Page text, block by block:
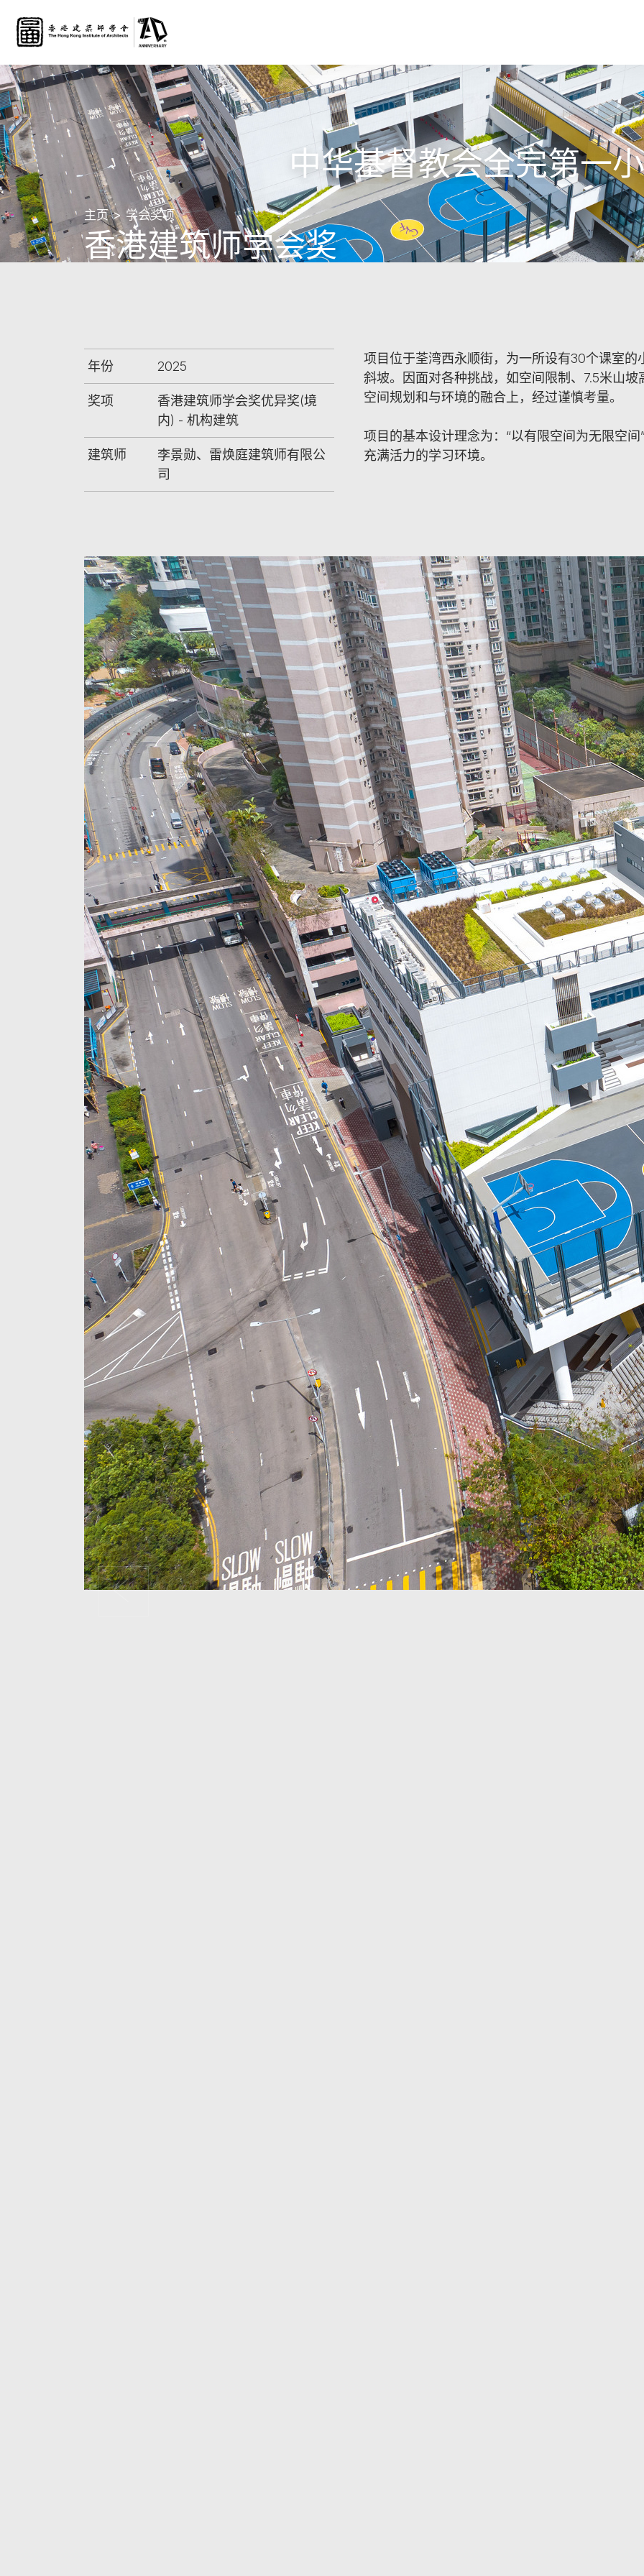
中华基督教会全完第一
主页 学会奖项
香港建筑师学会奖
年份 2025
奖项
香港建筑师学会奖优异奖(境
内) - 机构建筑
建筑师
李景勋、雷焕庭建筑师有限公
司
项目位于荃湾西永顺街，为一所设有30个课室
斜坡。因面对各种挑战，如空间限制、7.5米山
空间规划和与环境的融合上，经过谨慎考量。
项目的基本设计理念为：“以有限空间为无限空
充满活力的学习环境。